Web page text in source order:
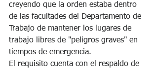
creyendo que la orden estaba dentro
de las facultades del Departamento de
Trabajo de mantener los lugares de
trabajo libres de "peligros graves" en
tiempos de emergencia.
El requisito cuenta con el respaldo de